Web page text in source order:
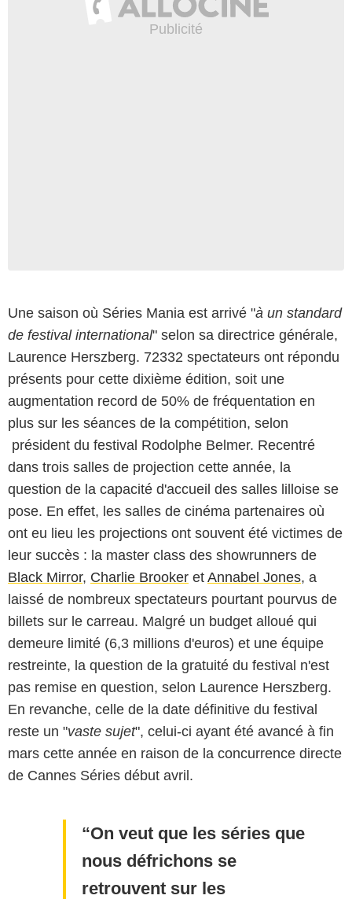
Une saison où Séries Mania est arrivé "à un standard
de festival international" selon sa directrice générale,
Laurence Herszberg. 72332 spectateurs ont répondu
présents pour cette dixième édition, soit une
augmentation record de 50% de fréquentation en
plus sur les séances de la compétition, selon
président du festival Rodolphe Belmer. Recentré
dans trois salles de projection cette année, la
question de la capacité d'accueil des salles lilloise se
pose. En effet, les salles de cinéma partenaires où
ont eu lieu les projections ont souvent été victimes de
leur succès : la master class des showrunners de
Black Mirror, Charlie Brooker et Annabel Jones, a
laissé de nombreux spectateurs pourtant pourvus de
billets sur le carreau. Malgré un budget alloué qui
demeure limité (6,3 millions d'euros) et une équipe
restreinte, la question de la gratuité du festival n'est
pas remise en question, selon Laurence Herszberg.
En revanche, celle de la date définitive du festival
reste un "vaste sujet", celui-ci ayant été avancé à fin
mars cette année en raison de la concurrence directe
de Cannes Séries début avril.
On veut que les séries que
nous défrichons se
retrouvent sur les